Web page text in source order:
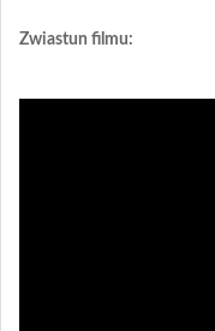
Zwiastun filmu: